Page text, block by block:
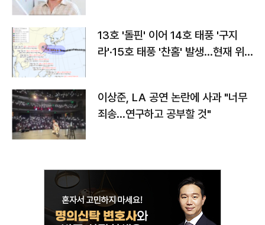
13호 '돌핀' 이어 14호 태풍 '구지
라'·15호 태풍 '찬홈' 발생…현재 위
이상준, LA 공연 논란에 사과 "너무
죄송…연구하고 공부할 것"